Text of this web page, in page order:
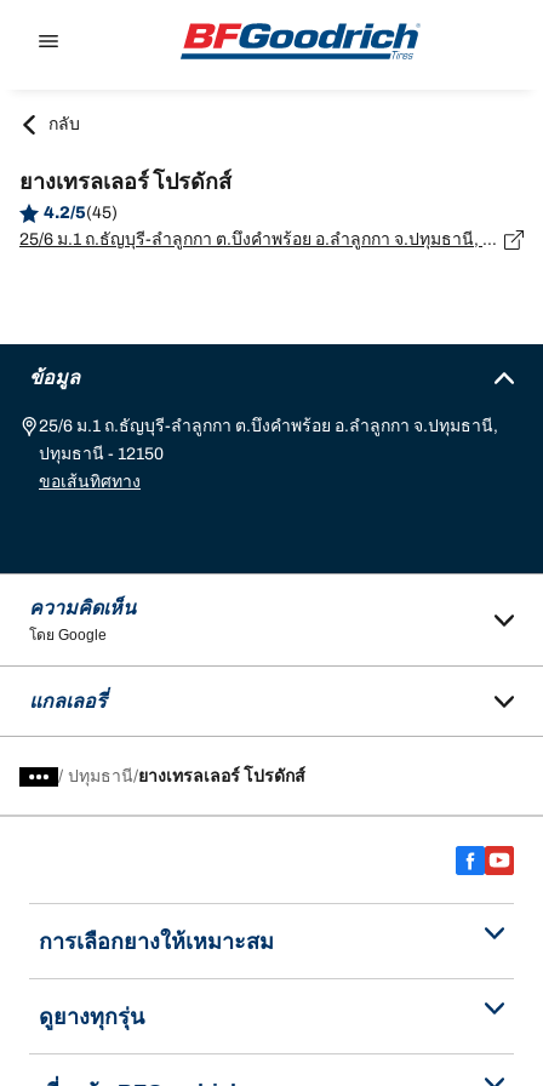
กลับ
ยางเทรลเลอร์ โปรดักส์
4.2/5(45)
25/6 ม.1 ถ.ธัญบุรี-ลำลูกกา ต.บึงคำพร้อย อ.ลำลูกกา จ.ปทุมธานี, ปทุมธานี - 12150
ข้อมูล
25/6 ม.1 ถ.ธัญบุรี-ลำลูกกา ต.บึงคำพร้อย อ.ลำลูกกา จ.ปทุมธานี,
ปทุมธานี - 12150
ขอเส้นทิศทาง
ความคิดเห็น
โดย Google
แกลเลอรี่
/ ปทุมธานี ยางเทรลเลอร์ โปรดักส์
การเลือกยางให้เหมาะสม
ดูยางทุกรุ่น